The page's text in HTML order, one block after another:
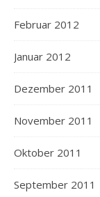
Februar 2012
Januar 2012
Dezember 2011
November 2011
Oktober 2011
September 2011